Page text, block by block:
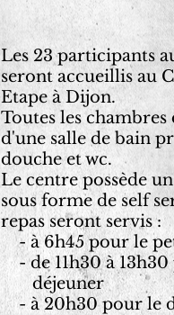
Les 23 participants
serontaccueillis au
Etape à Dijon.
Toutes les chambres
d'une salle de bain
douche et wc.
Le centre possède
sous forme de self
repas seront servis :
- à 6h45 pour le
- de 11h30 à
déjeuner
- à 20h30 pour le